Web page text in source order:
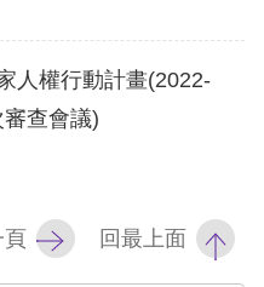
人權行動計畫(2022-
查會議)
頁 回最上面